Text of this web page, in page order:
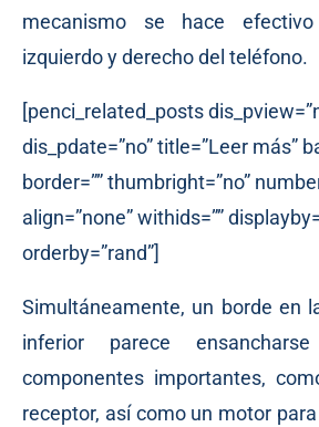
mecanismo se hace
izquierdo y derecho del teléfono.
[penci_related_posts
dis_pdate=”no” title=”Leer más”
border=”” thumbright=”no”
align=”none” withids=””
orderby=”rand”]
Simultáneamente, un borde en
inferior parece
componentes importantes,
receptor, así como un motor